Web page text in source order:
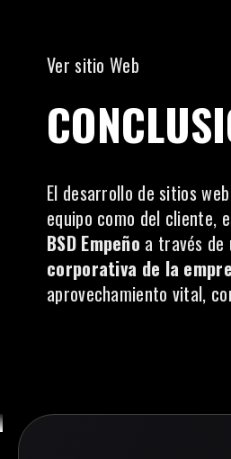
Ver sitio Web
El desarrollo de sitios
equipo como del cliente,
BSD Empeño a través de
corporativa de la
aprovechamiento vital,